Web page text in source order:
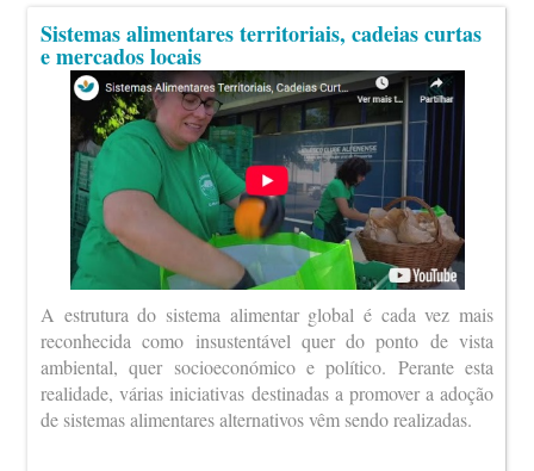
Sistemas alimentares territoriais, cadeias curtas
e mercados locais
A estrutura do sistema alimentar global é cada vez mais
reconhecida como insustentável quer do ponto de vista
ambiental, quer socioeconómico e político. Perante esta
realidade, várias iniciativas destinadas a promover a adoção
de sistemas alimentares alternativos vêm sendo realizadas.